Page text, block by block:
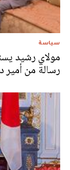
سياسة
مولاي رشيد
رسالة من أمير